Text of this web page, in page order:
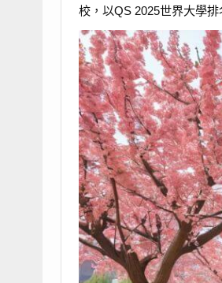
校，以QS 2025世界大學排